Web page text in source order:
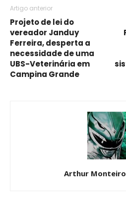
Artigo anterior
Projeto de lei do
vereador Janduy
Ferreira, desperta a
necessidade de uma
UBS-Veterinária em
Campina Grande
Arthur